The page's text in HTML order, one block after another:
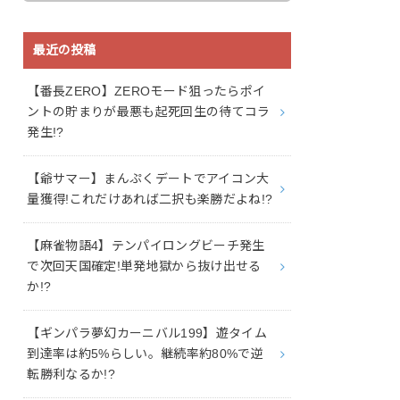
最近の投稿
【番長ZERO】ZEROモード狙ったらポイ
ントの貯まりが最悪も起死回生の待てコラ
発生!?
【爺サマー】まんぷくデートでアイコン大
量獲得!これだけあれば二択も楽勝だよね!?
【麻雀物語4】テンパイロングビーチ発生
で次回天国確定!単発地獄から抜け出せる
か!?
【ギンパラ夢幻カーニバル199】遊タイム
到達率は約5%らしい。継続率約80%で逆
転勝利なるか!?